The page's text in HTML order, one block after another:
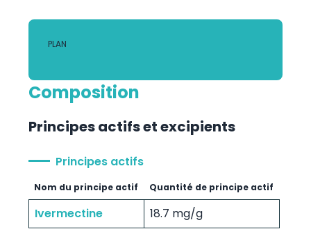
Composition
Principes actifs et excipients
Principes actifs
Nom du principe actif Quantité de principe actif
Ivermectine 18.7 mg/g
PLAN